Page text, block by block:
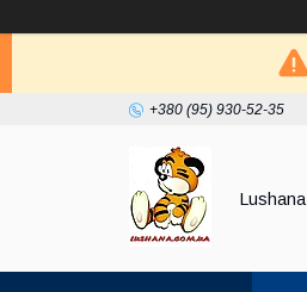
+380 (95) 930-52-35